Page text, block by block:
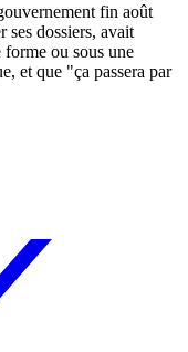
fin août
ses dossiers, avait
ou sous une
et que "ça passera par